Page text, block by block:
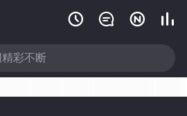
   